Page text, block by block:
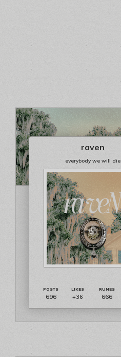
raven
everybody we will die
696 +36 666